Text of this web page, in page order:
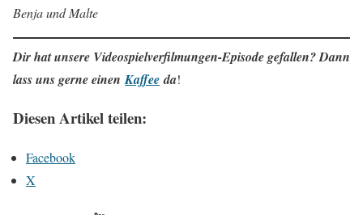
Benja und Malte
Dir hat unsere Videospielverfilmungen-Episode gefallen? Dann
lass uns gerne einenKaffeeda!
Diesen Artikel teilen:
Facebook
X